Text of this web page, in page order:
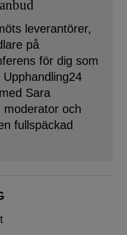
leverantörer,
på
för dig som
Sara
och
fullspäckad